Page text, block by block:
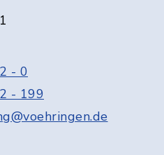
- 0
- 199